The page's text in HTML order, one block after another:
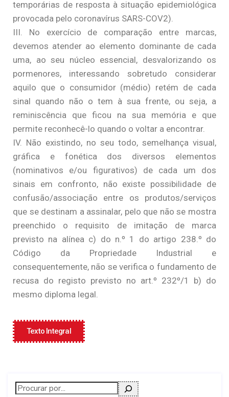
temporárias de resposta à situação epidemiológica
provocada pelo coronavírus SARS-COV2).
III. No exercício de comparação entre marcas,
devemos atender ao elemento dominante de cada
uma, ao seu núcleo essencial, desvalorizando os
pormenores, interessando sobretudo considerar
aquilo que o consumidor (médio) retém de cada
sinal quando não o tem à sua frente, ou seja, a
reminiscência que ficou na sua memória e que
permite reconhecê-lo quando o voltar a encontrar.
IV. Não existindo, no seu todo, semelhança visual,
gráfica e fonética dos diversos elementos
(nominativos e/ou figurativos) de cada um dos
sinais em confronto, não existe possibilidade de
confusão/associação entre os produtos/serviços
que se destinam a assinalar, pelo que não se mostra
preenchido o requisito de imitação de marca
previsto na alínea c) do n.º 1 do artigo 238.º do
Código da Propriedade Industrial e
consequentemente, não se verifica o fundamento de
recusa do registo previsto no art.º 232º/1 b) do
mesmo diploma legal.
Texto Integral